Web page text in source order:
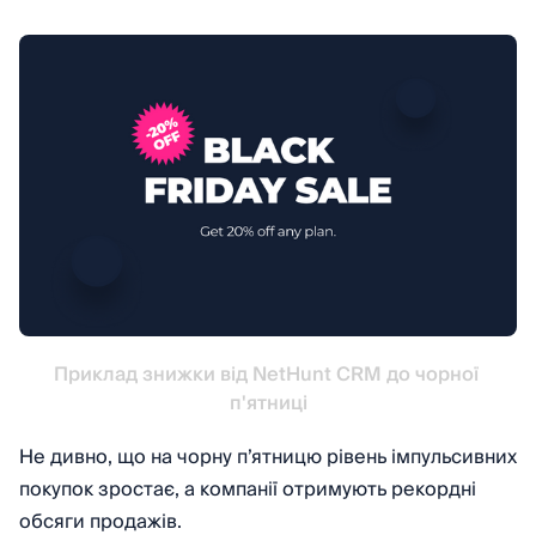
Приклад знижки від NetHunt CRM до чорної
п'ятниці
Не дивно, що на чорну п’ятницю рівень імпульсивних
покупок зростає, а компанії отримують рекордні
обсяги продажів.